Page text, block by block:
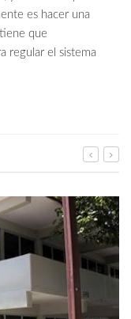
es hacer una
que
regular el sistema